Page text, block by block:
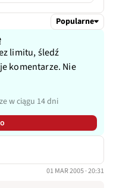
Popularne
limitu, śledź
komentarze. Nie
w ciągu 14 dni
01 MAR 2005 · 20:31